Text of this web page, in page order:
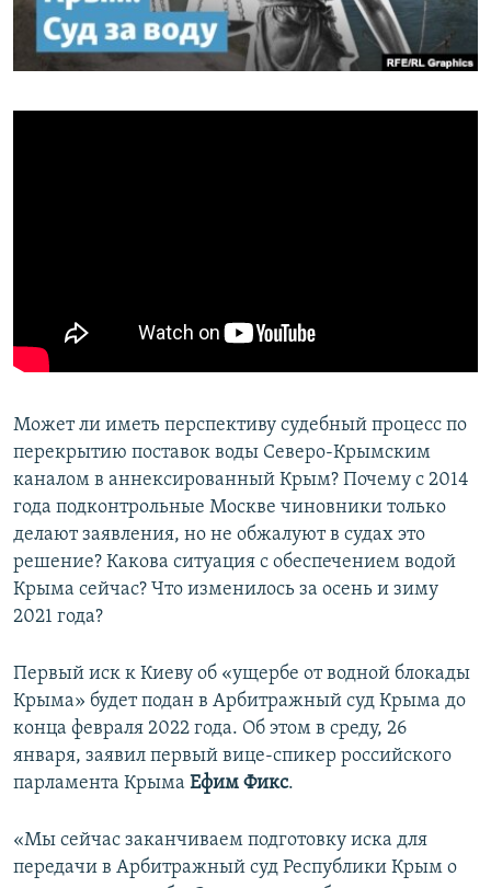
ПОБЕДИТЕЛЕЙ НЕ СУДЯТ?
КРЫМ.НЕПОКОРЕННЫЙ
ПРИСОЕДИНЯЙТЕСЬ!
Может ли иметь перспективу судебный процесс по
перекрытию поставок воды Северо-Крымским
каналом в аннексированный Крым? Почему с 2014
года подконтрольные Москве чиновники только
делают заявления, но не обжалуют в судах это
решение? Какова ситуация с обеспечением водой
Крыма сейчас? Что изменилось за осень и зиму
2021 года?
Первый иск к Киеву об «ущербе от водной блокады
Крыма» будет подан в Арбитражный суд Крыма до
конца февраля 2022 года. Об этом в среду, 26
января, заявил первый вице-спикер российского
парламента Крыма Ефим Фикс.
«Мы сейчас заканчиваем подготовку иска для
передачи в Арбитражный суд Республики Крым о